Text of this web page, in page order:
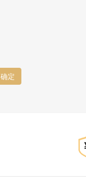
确定